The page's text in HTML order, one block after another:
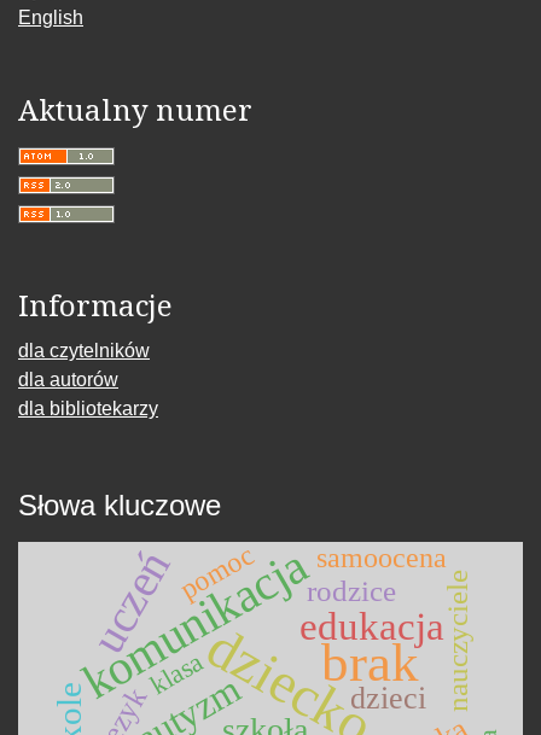
English
Aktualny numer
Informacje
dla czytelników
dla autorów
dla bibliotekarzy
Słowa kluczowe
dziecko
brak
komunikacja
uczeń edukacja
autyzm dzieci
rodzice nauczyciele
język
pomoc samoocena
klasa